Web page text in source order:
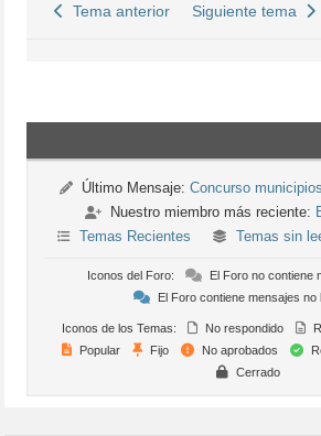
Tema anterior Siguiente tema
Último Mensaje: Concurso
Nuestro miembro más reciente:
Temas Recientes
Temas sin
Iconos del Foro:
El Foro no contiene
El Foro contiene mensajes no
Iconos de los Temas: No respondido
Popular
Fijo No aprobados
Cerrado